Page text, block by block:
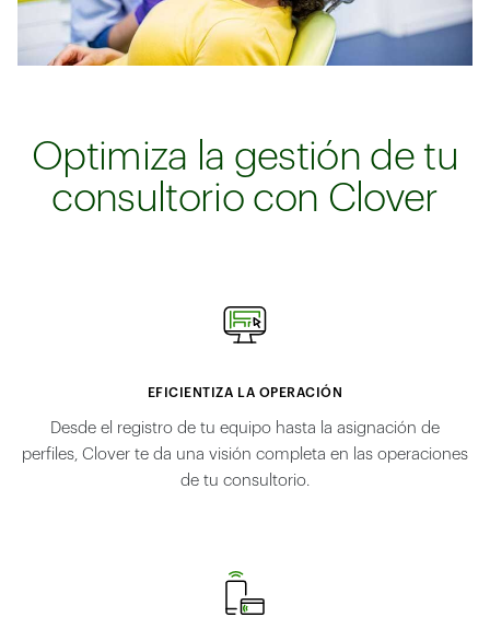
Optimiza la gestión de tu
consultorio con Clover
EFICIENTIZA LA OPERACIÓN
Desde el registro de tu equipo hasta la asignación de
perfiles, Clover te da una visión completa en las operaciones
de tu consultorio.